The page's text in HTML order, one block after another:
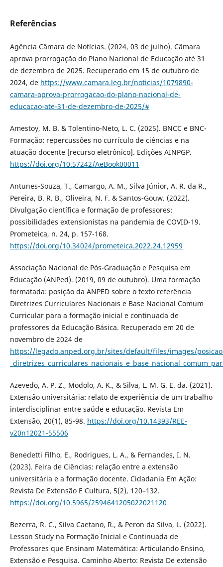
Referências
Agência Câmara de Notícias. (2024, 03 de julho). Câmara
aprova prorrogação do Plano Nacional de Educação até 31
de dezembro de 2025. Recuperado em 15 de outubro de
2024, de https://www.camara.leg.br/noticias/1079890-
camara-aprova-prorrogacao-do-plano-nacional-de-
educacao-ate-31-de-dezembro-de-2025/#
Amestoy, M. B. & Tolentino-Neto, L. C. (2025). BNCC e BNC-
Formação: repercussões no currículo de ciências e na
atuação docente [recurso eletrônico]. Edições AINPGP.
https://doi.org/10.57242/AeBook00011
Antunes-Souza, T., Camargo, A. M., Silva Júnior, A. R. da R.,
Pereira, B. R. B., Oliveira, N. F. & Santos-Gouw. (2022).
Divulgação científica e formação de professores:
possibilidades extensionistas na pandemia de COVID-19.
Prometeica, n. 24, p. 157-168.
https://doi.org/10.34024/prometeica.2022.24.12959
Associação Nacional de Pós-Graduação e Pesquisa em
Educação (ANPed). (2019, 09 de outubro). Uma formação
formatada: posição da ANPED sobre o texto referência
Diretrizes Curriculares Nacionais e Base Nacional Comum
Curricular para a formação inicial e continuada de
professores da Educação Básica. Recuperado em 20 de
novembro de 2024 de
https://legado.anped.org.br/sites/default/files/images/
Azevedo, A. P. Z., Modolo, A. K., & Silva, L. M. G. E. da. (2021).
Extensão universitária: relato de experiência de um trabalho
interdisciplinar entre saúde e educação. Revista Em
Extensão, 20(1), 85-98. https://doi.org/10.14393/REE-
v20n12021-55506
Benedetti Filho, E., Rodrigues, L. A., & Fernandes, I. N.
(2023). Feira de Ciências: relação entre a extensão
universitária e a formação docente. Cidadania Em Ação:
Revista De Extensão E Cultura, 5(2), 120–132.
https://doi.org/10.5965/2594641205022021120
Bezerra, R. C., Silva Caetano, R., & Peron da Silva, L. (2022).
Lesson Study na Formação Inicial e Continuada de
Professores que Ensinam Matemática: Articulando Ensino,
Extensão e Pesquisa. Caminho Aberto: Revista De extensão